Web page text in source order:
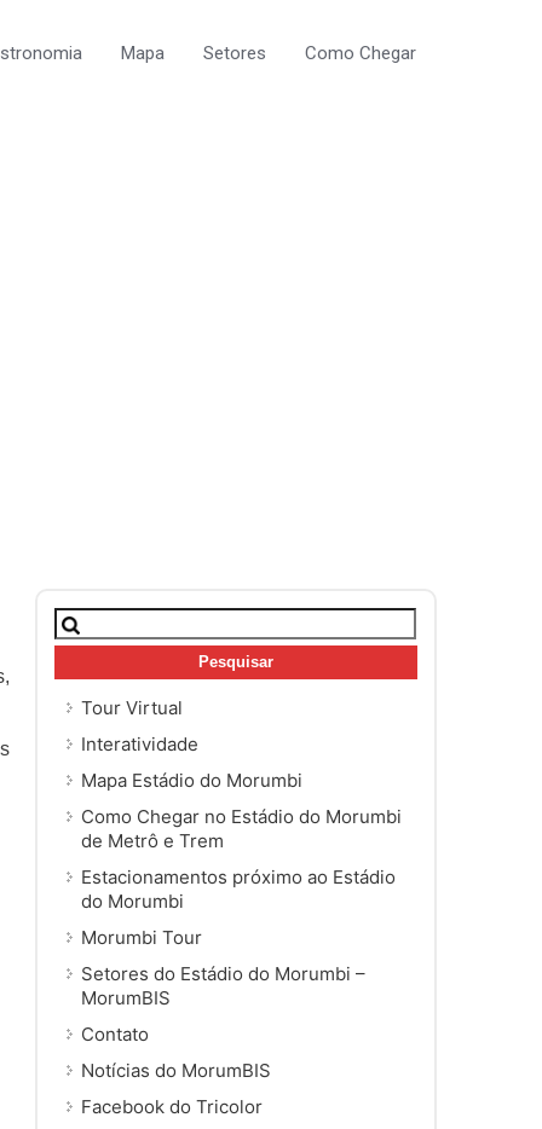
Mapa Setores Como Chegar
Pesquisar
por:
Tour Virtual
Interatividade
Mapa Estádio do Morumbi
Como Chegar no Estádio do Morumbi
de Metrô e Trem
Estacionamentos próximo ao Estádio
do Morumbi
Morumbi Tour
Setores do Estádio do Morumbi –
MorumBIS
Contato
Notícias do MorumBIS
Facebook do Tricolor